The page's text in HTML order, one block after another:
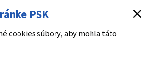
PSK
cookies súbory, aby mohla táto